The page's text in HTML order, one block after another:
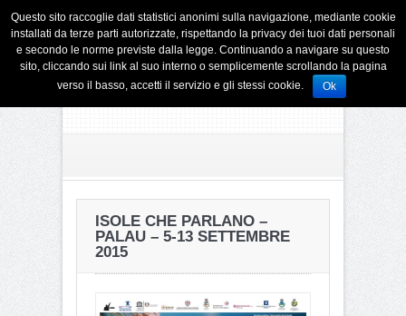
ISOLE CHE PARLANO –
PALAU – 5-13 SETTEMBRE
2015
Questo sito raccoglie dati statistici anonimi sulla navigazione, mediante cookie
installati da terze parti autorizzate, rispettando la privacy dei tuoi dati personali
e secondo le norme previste dalla legge. Continuando a navigare su questo
sito, cliccando sui link al suo interno o semplicemente scrollando la pagina
verso il basso, accetti il servizio e gli stessi cookie.
Ok